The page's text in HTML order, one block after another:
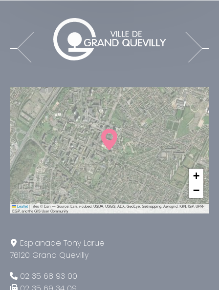
+
−
Leaflet |Tiles © Esri — Source: Esri, i-cubed, USDA, USGS, AEX, GeoEye, Getmapping, Aerogrid, IGN, IGP, UPR-
EGP, and the GIS User Community
Esplanade Tony Larue
76120 Grand Quevilly
02 35 68 93 00